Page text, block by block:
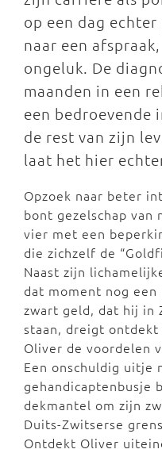
op een dag
naar een
ongeluk. De
maanden in een
een bedroevende
de rest van zijn
laat het hier
Opzoek naar beter
bont gezelschap van
vier met een
die zichzelf de
Naast zijn
dat moment nog
zwart geld, dat hij in
staan, dreigt
Oliver de voordelen
Een onschuldig uitje
gehandicaptenbusje
dekmantel om zijn
Duits-Zwitserse
Ontdekt Oliver